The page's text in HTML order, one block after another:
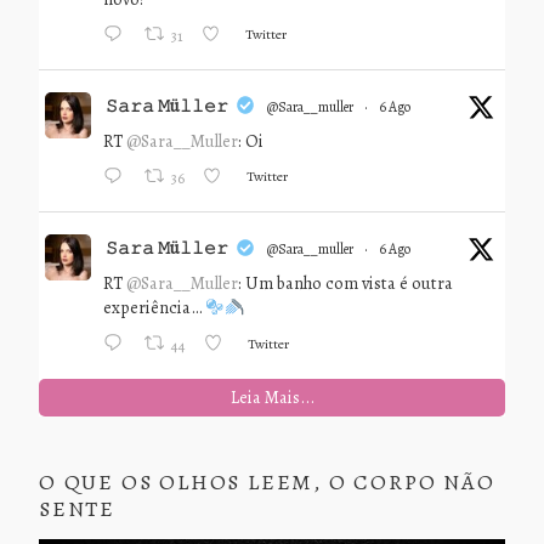
31 Twitter
𝚂𝚊𝚛𝚊 𝙼ü𝚕𝚕𝚎𝚛 @sara__muller · 6 Ago
RT @Sara__Muller: Oi
36 Twitter
𝚂𝚊𝚛𝚊 𝙼ü𝚕𝚕𝚎𝚛 @sara__muller · 6 Ago
RT @Sara__Muller: Um banho com vista é outra
experiência…
44 Twitter
Leia Mais...
O QUE OS OLHOS LEEM, O CORPO NÃO
SENTE